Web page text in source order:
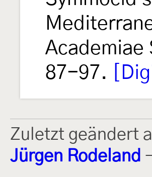
87-97.
Zuletzt geändert
Jürgen Rodeland